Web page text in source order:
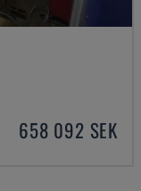
658 092 SEK